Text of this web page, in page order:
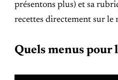
présentons plus) et sa
recettes directement sur le
Quels menus pour